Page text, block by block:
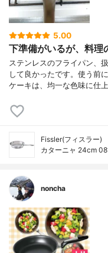
5.00
下準備がいるが、料理
ステンレスのフライパン、
して良かったです。使う前
ケーキは、均一な色味に仕
Fissler(フィスラー)
カターニャ 24cm
noncha